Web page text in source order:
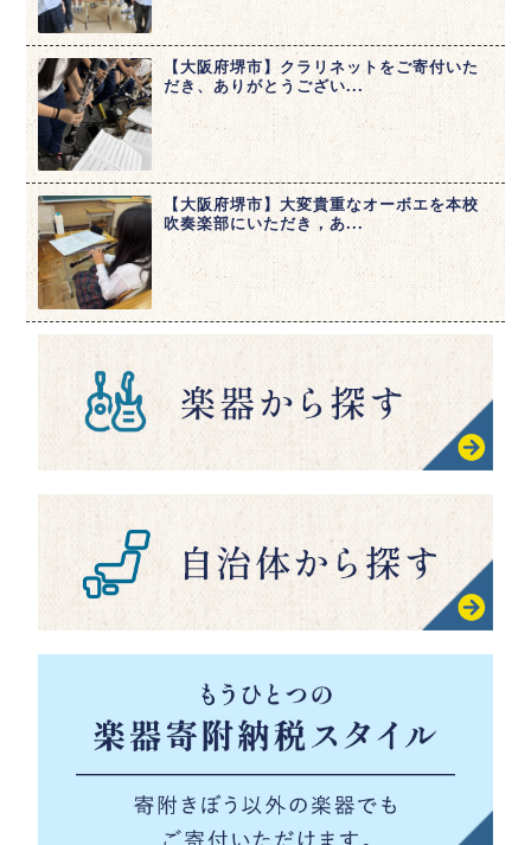
【大阪府堺市】クラリネットをご寄付いた
だき、ありがとうござい...
【大阪府堺市】大変貴重なオーボエを本校
吹奏楽部にいただき，あ...